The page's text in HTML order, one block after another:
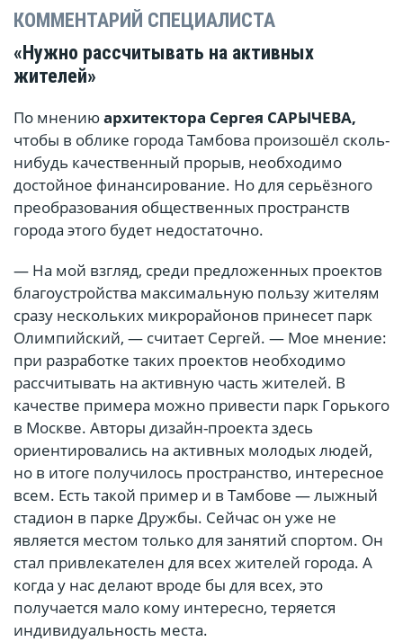
КОММЕНТАРИЙ СПЕЦИАЛИСТА
«Нужно рассчитывать на активных
жителей»
По мнениюархитектора Сергея САРЫЧЕВА,
чтобы в облике города Тамбова произошёл сколь-
нибудь качественный прорыв, необходимо
достойное финансирование. Но для серьёзного
преобразования общественных пространств
города этого будет недостаточно.
— На мой взгляд, среди предложенных проектов
благоустройства максимальную пользу жителям
сразу нескольких микрорайонов принесет парк
Олимпийский, — считает Сергей. — Мое мнение:
при разработке таких проектов необходимо
рассчитывать на активную часть жителей. В
качестве примера можно привести парк Горького
в Москве. Авторы дизайн-проекта здесь
ориентировались на активных молодых людей,
но в итоге получилось пространство, интересное
всем. Есть такой пример и в Тамбове — лыжный
стадион в парке Дружбы. Сейчас он уже не
является местом только для занятий спортом. Он
стал привлекателен для всех жителей города. А
когда у нас делают вроде бы для всех, это
получается мало кому интересно, теряется
индивидуальность места.